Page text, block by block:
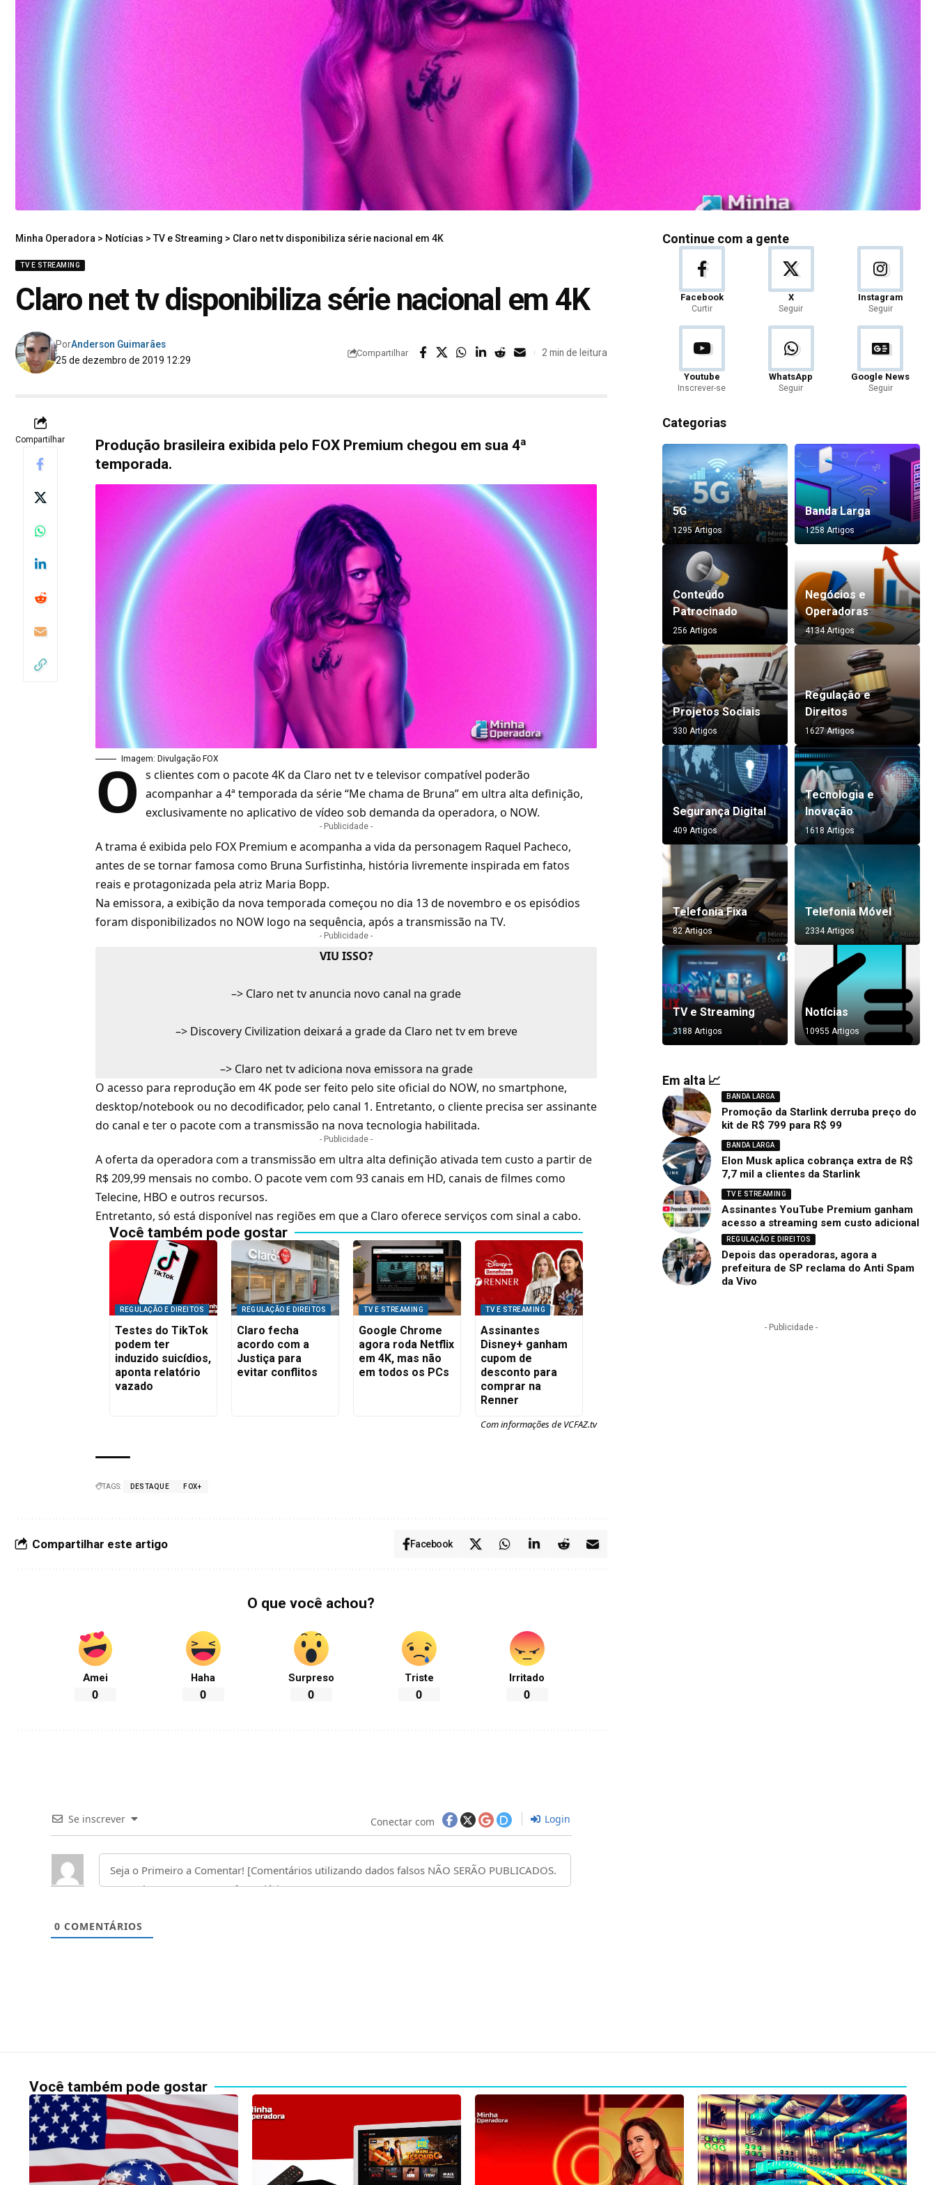
Minha Operadora > Notícias > TV e Streaming > Claro net tv disponibiliza série nacional em 4K
TV E STREAMING
Claro net tv disponibiliza série nacional em 4K
25 de dezembro de 2019 12:29
PorAnderson Guimarães
Compartilhar 2 min de leitura
Compartilhar
Produção brasileira exibida pelo FOX Premium chegou em sua 4ª
temporada.
Imagem: Divulgação FOX
O s clientes com o pacote4Kda Claro net tve televisor compatível poderão
acompanhar a 4ª temporada da série “Me chama de Bruna” em ultra alta definição,
exclusivamente no aplicativo devídeo sob demanda da operadora, o NOW.
- Publicidade -
A trama é exibida pelo FOX Premium e acompanha a vida da personagem Raquel Pacheco,
antes de se tornar famosa como Bruna Surfistinha, história livremente inspirada em fatos
reais e protagonizada pela atriz Maria Bopp.
Na emissora, a exibição da nova temporada começou no dia 13 de novembro e os episódios
foram disponibilizados no NOW logo na sequência, após a transmissão na TV.
- Publicidade -
VIU ISSO?
–> Claro net tv anuncia novo canal na grade
–> Discovery Civilization deixará a grade da Claro net tv em breve
–> Claro net tv adiciona nova emissora na grade
O acesso para reprodução em 4K pode ser feito pelo site oficial do NOW, no smartphone,
desktop/notebook ou no decodificador, pelo canal 1. Entretanto, o cliente precisa ser assinante
do canal e ter o pacote com a transmissão na nova tecnologia habilitada.
- Publicidade -
A oferta da operadora com a transmissão em ultra alta definição ativada tem custo a partir de
R$ 209,99 mensais no combo. O pacote vem com 93 canais em HD, canais de filmes como
Telecine, HBO e outros recursos.
Entretanto, só está disponível nas regiões em que a Claro oferece serviços com sinal a cabo.
Você também pode gostar
REGULAÇÃO E DIREITOS
Testes do TikTok
podem ter
induzido suicídios,
aponta relatório
vazado
REGULAÇÃO E DIREITOS
Claro fecha
acordo com a
Justiça para
evitar conflitos
TV E STREAMING
Google Chrome
agora roda Netflix
em 4K, mas não
em todos os PCs
TV E STREAMING
Assinantes
Disney+ ganham
cupom de
desconto para
comprar na
Renner
Com informações de VCFAZ.tv
TAGS: DESTAQUE FOX+
Compartilhar este artigo Facebook
O que você achou?
Amei
0
Haha
0
Surpreso
0
Triste
0
Irritado
0
Se inscrever Conectar com Login
0 COMENTÁRIOS
Continue com a gente
Facebook
Curtir
X
Seguir
Instagram
Seguir
Youtube
Inscrever-se
WhatsApp
Seguir
Google News
Seguir
Categorias
5G
1295 Artigos
Banda Larga
1258 Artigos
Conteúdo
Patrocinado
256 Artigos
Negócios e
Operadoras
4134 Artigos
Projetos Sociais
330 Artigos
Regulação e
Direitos
1627 Artigos
Segurança Digital
409 Artigos
Tecnologia e
Inovação
1618 Artigos
Telefonia Fixa
82 Artigos
Telefonia Móvel
2334 Artigos
TV e Streaming
3188 Artigos
Notícias
10955 Artigos
Em alta 📈
BANDA LARGA
Promoção da Starlink derruba preço do
kit de R$ 799 para R$ 99
BANDA LARGA
Elon Musk aplica cobrança extra de R$
7,7 mil a clientes da Starlink
TV E STREAMING
Assinantes YouTube Premium ganham
acesso a streaming sem custo adicional
REGULAÇÃO E DIREITOS
Depois das operadoras, agora a
prefeitura de SP reclama do Anti Spam
da Vivo
- Publicidade -
Você também pode gostar